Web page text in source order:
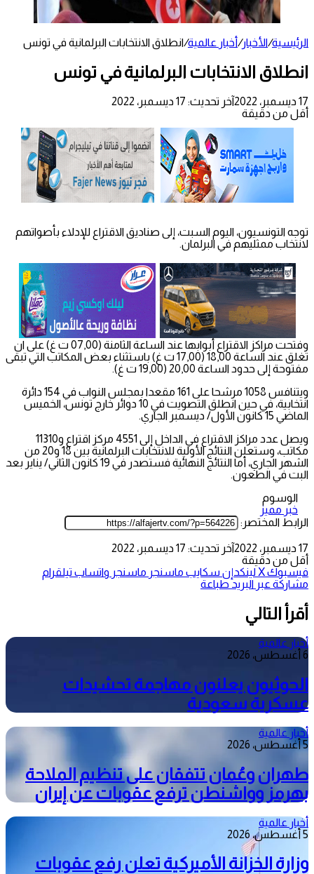
الرئيسية/الأخبار/أخبار عالمية/انطلاق الانتخابات البرلمانية في تونس
انطلاق الانتخابات البرلمانية في تونس
17 ديسمبر، 2022
آخر تحديث: 17 ديسمبر، 2022
أقل من دقيقة
توجه التونسيون، اليوم السبت، إلى صناديق الاقتراع للإدلاء بأصواتهم
لانتخاب ممثليهم في البرلمان.
وفتحت مراكز الاقتراع أبوابها عند الساعة الثامنة (07,00 ت غ) على ان
تغلق عند الساعة 18,00 (17,00 ت غ) باستثناء بعض المكاتب التي تبقى
مفتوحة إلى حدود الساعة 20,00 (19,00 ت غ).
ويتنافس 1058 مرشحا على 161 مقعدا بمجلس النواب في 154 دائرة
انتخابية، في حين انطلق التصويت في 10 دوائر خارج تونس، الخميس
الماضي 15 كانون الأول/ ديسمبر الجاري.
ويصل عدد مراكز الاقتراع في الداخل إلى 4551 مركز اقتراع و11310
مكاتب، وستعلن النتائج الأولية للانتخابات البرلمانية بين 18 و20 من
الشهر الجاري، أما النتائج النهائية فستصدر في 19 كانون الثاني/ يناير بعد
البت في الطعون.
الوسوم
خبر مميز
الرابط المختصر:
17 ديسمبر، 2022
آخر تحديث: 17 ديسمبر، 2022
أقل من دقيقة
فيسبوك‫Xلينكدإن سكايب ماسنجر ماسنجر واتساب تيلقرام
مشاركة عبر البريد طباعة
أقرأ التالي
أخبار عالمية
6 أغسطس، 2026
الحوثيون يعلنون مهاجمة تحشيدات
عسكرية سعودية
أخبار عالمية
5 أغسطس، 2026
طهران وعُمان تتفقان على تنظيم الملاحة
بهرمز وواشنطن ترفع عقوبات عن إيران
أخبار عالمية
5 أغسطس، 2026
وزارة الخزانة الأميركية تعلن رفع عقوبات